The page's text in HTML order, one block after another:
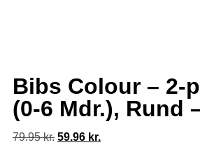
Bibs Colour – 2-
(0-6 Mdr.), Rund
79.95kr. 59.96 kr.